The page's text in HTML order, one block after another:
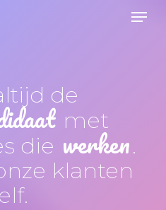
de
met
die werken.
klanten